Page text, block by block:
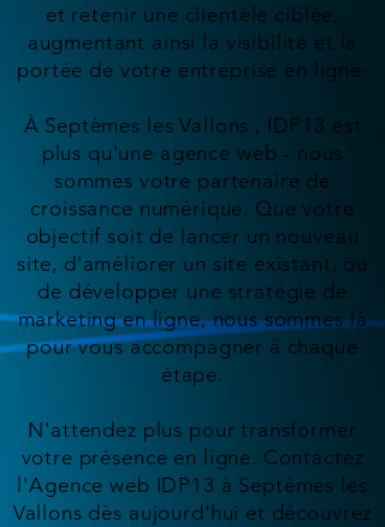
et retenir une clientèle ciblée,
augmentant ainsi la visibilité et la
portée de votre entreprise en ligne.
À Septèmes les Vallons , IDP13 est
plus qu'une agence web - nous
sommes votre partenaire de
croissance numérique. Que votre
objectif soit de lancer un nouveau
site, d'améliorer un site existant, ou
de développer une stratégie de
marketing en ligne, nous sommes là
pour vous accompagner à chaque
étape.
N'attendez plus pour transformer
votre présence en ligne. Contactez
l'Agence web IDP13 à Septèmes les
Vallons dès aujourd'hui et découvrez